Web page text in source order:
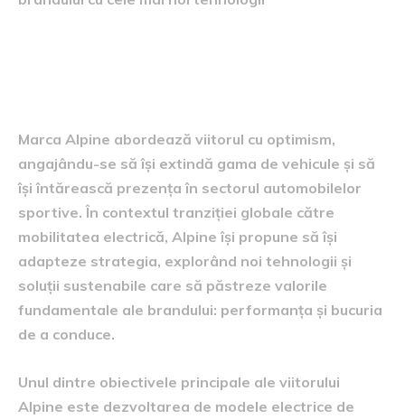
Marca Alpine abordează viitorul cu optimism,
angajându-se să își extindă gama de vehicule și să
își întărească prezența în sectorul automobilelor
sportive. În contextul tranziției globale către
mobilitatea electrică, Alpine își propune să își
adapteze strategia, explorând noi tehnologii și
soluții sustenabile care să păstreze valorile
fundamentale ale brandului: performanța și bucuria
de a conduce.
Unul dintre obiectivele principale ale viitorului
Alpine este dezvoltarea de modele electrice de